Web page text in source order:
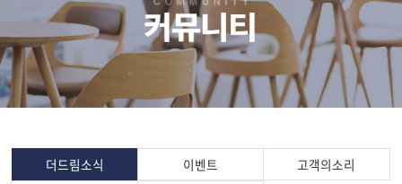
더드림소식 이벤트
고객의소리